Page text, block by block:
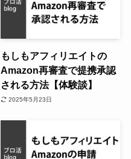
もしもアフィリエイトの
Amazon再審査で提携承認
される方法【体験談】
2025年5月23日